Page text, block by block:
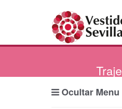
Traje
Ocultar Menu